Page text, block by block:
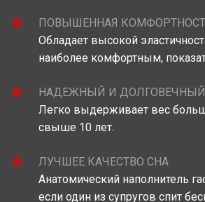
ПОВЫШЕННАЯ
Обладает высокой
наиболее комфортным,
НАДЕЖНЫЙ И ДОЛГОВЕЧНЫЙ
Легко выдерживает вес
свыше 10 лет.
ЛУЧШЕЕ КАЧЕСТВО СНА
Анатомический наполнитель
если один из супругов спит